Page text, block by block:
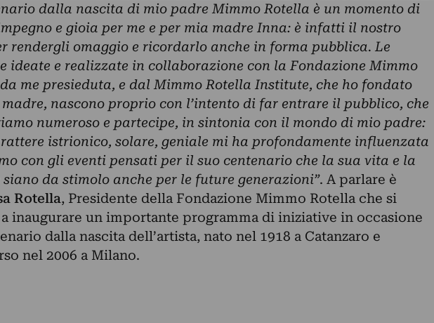
dalla nascita di mio padre Mimmo Rotella è un momento di
e gioia per me e per mia madre Inna: è infatti il nostro
rendergli omaggio e ricordarlo anche in forma pubblica. Le
ideate e realizzate in collaborazione con la Fondazione Mimmo
me presieduta, e dal Mimmo Rotella Institute, che ho fondato
nascono proprio con l’intento di far entrare il pubblico, che
numeroso e partecipe, in sintonia con il mondo di mio padre:
istrionico, solare, geniale mi ha profondamente influenzata
con gli eventi pensati per il suo centenario che la sua vita e la
da stimolo anche per le future generazioni”. A parlare è
Rotella, Presidente della Fondazione Mimmo Rotella che si
inaugurare un importante programma di iniziative in occasione
dalla nascita dell’artista, nato nel 1918 a Catanzaro e
nel 2006 a Milano.